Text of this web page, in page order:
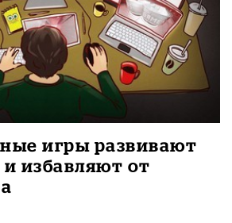
игры развивают
избавляют от